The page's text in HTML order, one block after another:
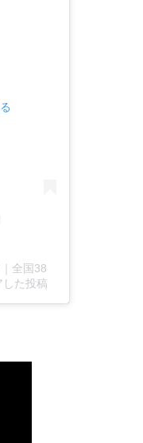
全国38
た投稿